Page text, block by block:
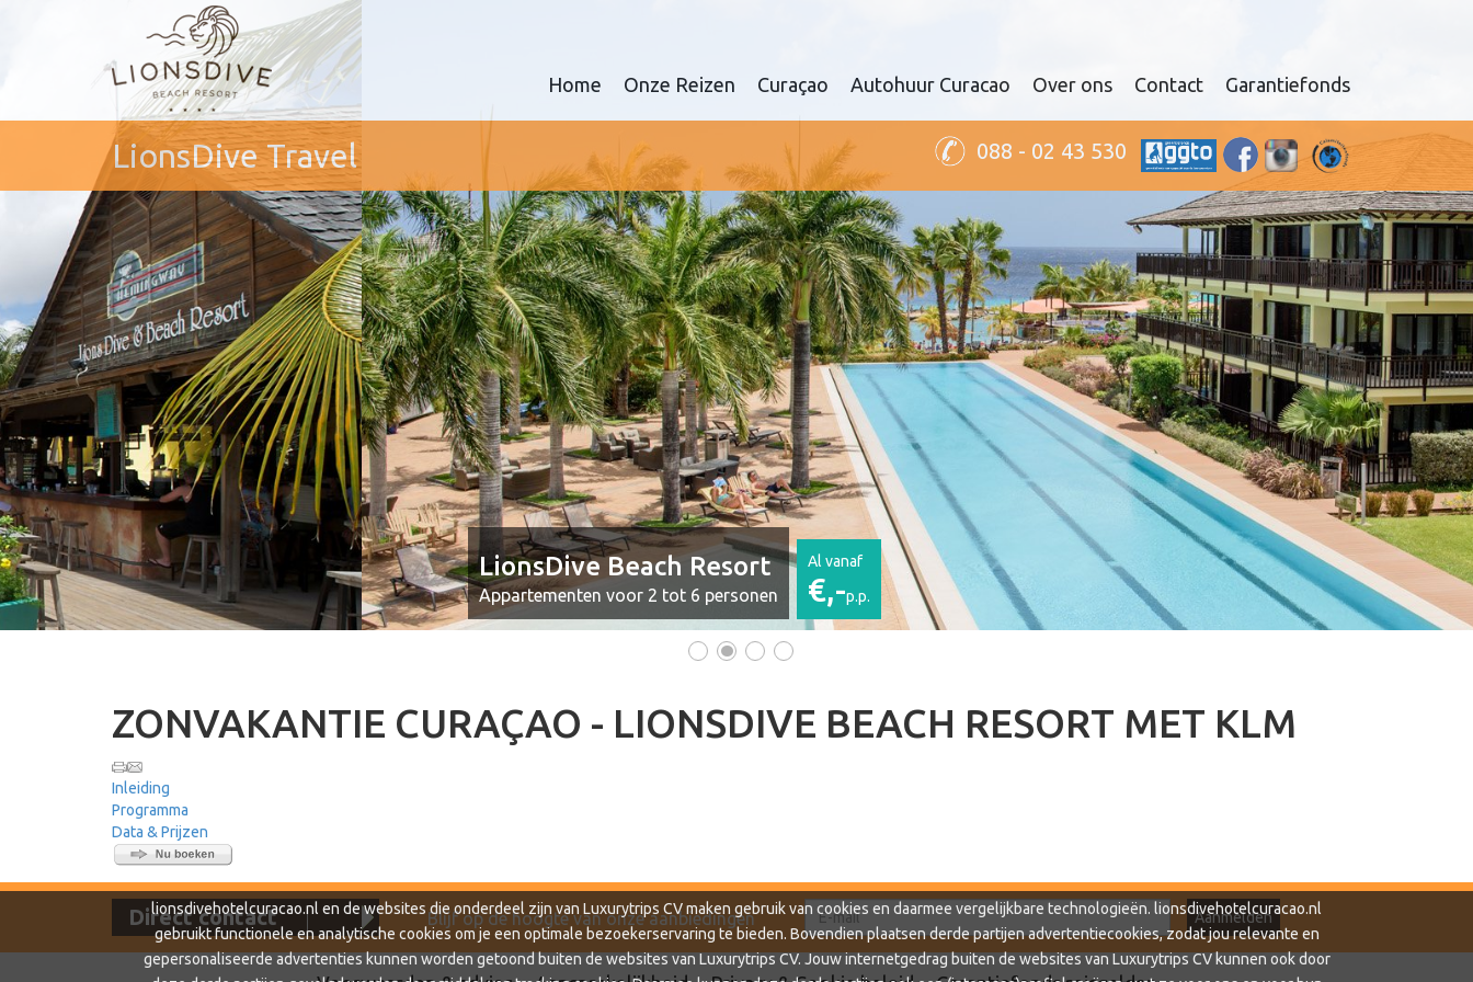
lionsdivehotelcuracao.nl en de websites die onderdeel zijn van Luxurytrips CV maken gebruik van cookies en daarmee vergelijkbare technologieën. lionsdivehotelcuracao.nl
gebruikt functionele en analytische cookies om je een optimale bezoekerservaring te bieden. Bovendien plaatsen derde partijen advertentiecookies, zodat jou relevante en
gepersonaliseerde advertenties kunnen worden getoond buiten de websites van Luxurytrips CV. Jouw internetgedrag buiten de websites van Luxurytrips CV kunnen ook door
Home Onze Reizen Curaçao Autohuur Curacao Over ons Contact Garantiefonds
LionsDive Travel 088 - 02 43 530
LionsDive Beach Resort
Appartementen voor 2 tot 6 personen
Al vanaf
€,-p.p.
• • • •
ZONVAKANTIE CURAÇAO - LIONSDIVE BEACH RESORT MET KLM
Inleiding
Programma
Data & Prijzen
Direct contact Blijf op de hoogte van onze aanbiedingen